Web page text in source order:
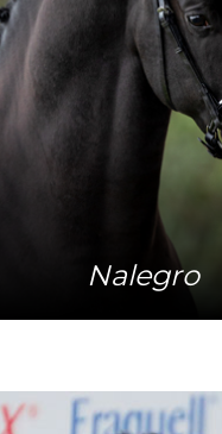
Mehr Info
Nalegro